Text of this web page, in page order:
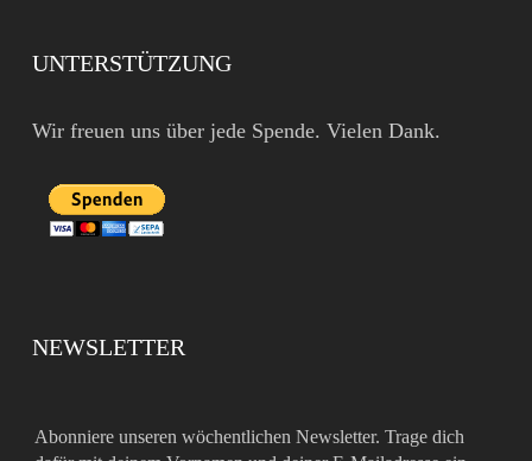
UNTERSTÜTZUNG
Wir freuen uns über jede Spende. Vielen Dank.
NEWSLETTER
Abonniere unseren wöchentlichen Newsletter. Trage dich